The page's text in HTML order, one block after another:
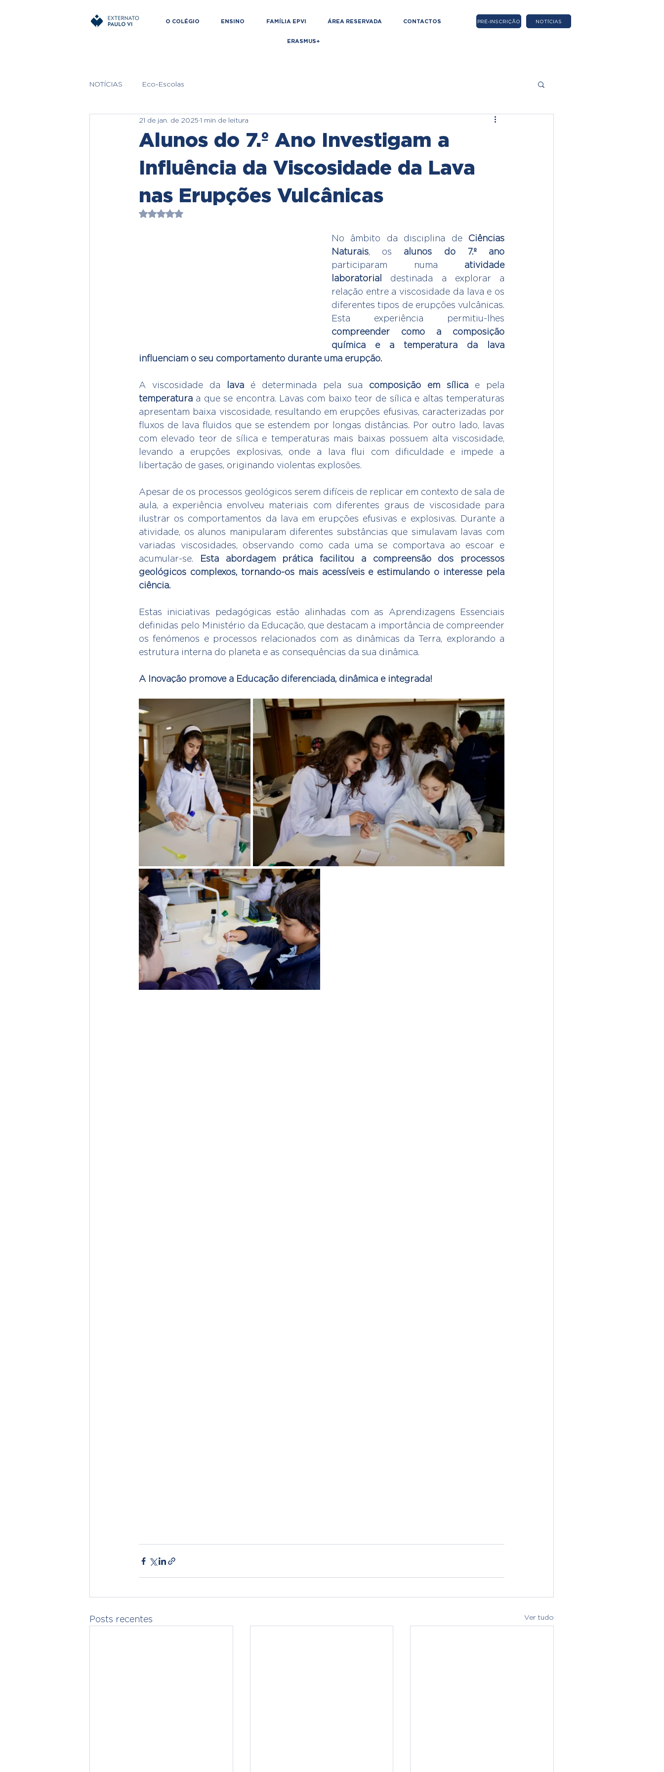
O COLÉGIO ENSINO FAMÍLIA EPVI ÁREA RESERVADA CONTACTOS
ERASMUS+
PRÉ-INSCRIÇÃO NOTÍCIAS
NOTÍCIAS Eco-Escolas
Alunos do 7.º Ano Investigam a
Influência da Viscosidade da Lava
nas Erupções Vulcânicas
21 de jan. de 2025 1 min de leitura
Avaliado com NaN de 5 estrelas.
No âmbito da disciplina de Ciências
Naturais, os alunos do 7.º ano
participaram numa atividade
laboratorial
destinada a explorar a
relação entre a viscosidade da lava e os
diferentes tipos de erupções vulcânicas.
compreender como a composição
química e a temperatura da lava
influenciam o seu comportamento durante uma erupção.
A viscosidade da lava é determinada pela sua composição em sílica
temperatura a que se encontra. Lavas com baixo teor de sílica e altas temperaturas
apresentam baixa viscosidade, resultando em erupções efusivas, caracterizadas por
fluxos de lava fluidos que se estendem por longas distâncias. Por outro lado, lavas
com elevado teor de sílica e temperaturas mais baixas possuem alta viscosidade,
levando a erupções explosivas, onde a lava flui com dificuldade e impede a
libertação de gases, originando violentas explosões.
Apesar de os processos geológicos serem difíceis de replicar em contexto de sala de
aula, a experiência envolveu materiais com diferentes graus de viscosidade para
ilustrar os comportamentos da lava em erupções efusivas e explosivas. Durante a
atividade, os alunos manipularam diferentes substâncias que simulavam lavas com
variadas viscosidades, observando como cada uma se comportava ao escoar e
acumular-se.
Esta abordagem prática facilitou a compreensão dos processos
geológicos complexos, tornando-os mais acessíveis e estimulando o interesse pela
ciência.
Estas iniciativas pedagógicas estão alinhadas com as Aprendizagens Essenciais
definidas pelo Ministério da Educação, que destacam a importância de compreender
os fenómenos e processos relacionados com as dinâmicas da Terra, explorando a
estrutura interna do planeta e as consequências da sua dinâmica.
A Inovação promove a Educação diferenciada, dinâmica e integrada!
Posts recentes Ver tudo